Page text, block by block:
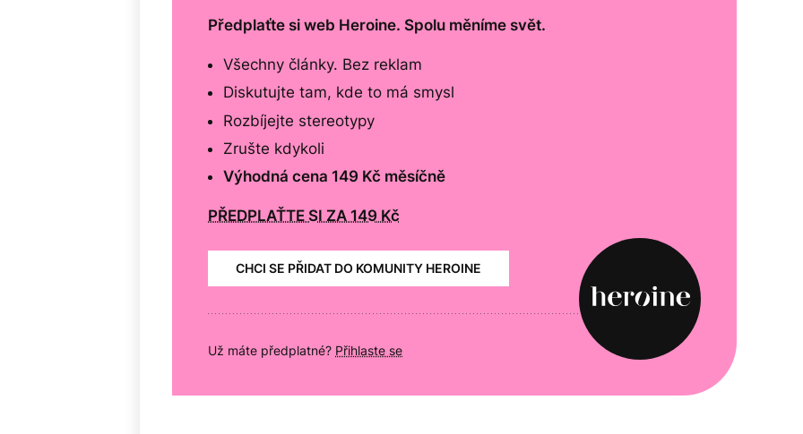
Předplaťte si web Heroine. Spolu měníme svět.
Všechny články. Bez reklam
Diskutujte tam, kde to má smysl
Rozbíjejte stereotypy
Zrušte kdykoli
Výhodná cena 149 Kč měsíčně
PŘEDPLAŤTE SI ZA 149 Kč
CHCI SE PŘIDAT DO KOMUNITY HEROINE
Už máte předplatné? Přihlaste se